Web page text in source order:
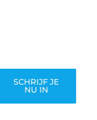
SCHRIJF JE
NU IN